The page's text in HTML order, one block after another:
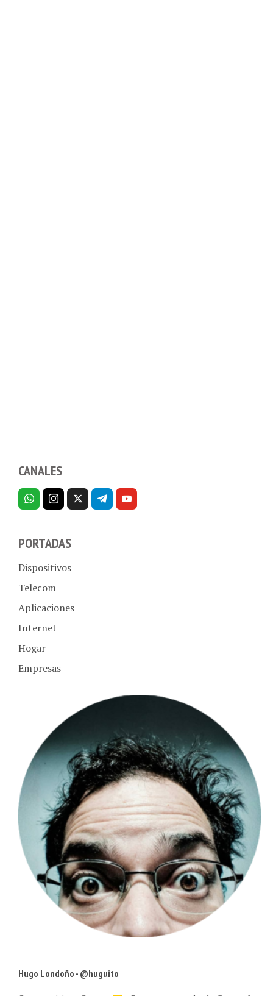
CANALES
PORTADAS
Dispositivos
Telecom
Aplicaciones
Internet
Hogar
Empresas
Hugo Londoño - @huguito